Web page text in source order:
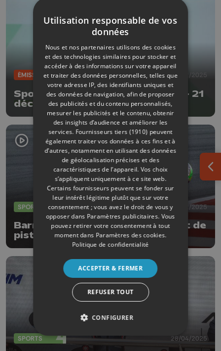
ÉMISSIONS 21/12/2025
Sports 4 avec Raphaël Collignon - 21
décembre 2025
SPORTS 21/12/2025
Barry Baltus : Le Moto GP en bout de
piste dès 2027 ?
SPORTS 28/04/2025
Utilisation responsable de vos
données
Nous et nos partenaires utilisons des cookies
et des technologies similaires pour stocker et
accéder à des informations sur votre appareil
et traiter des données personnelles, telles que
votre adresse IP, des identifiants uniques et
des données de navigation, afin de proposer
des publicités et du contenu personnalisés,
mesurer les publicités et le contenu, obtenir
des insights d’audience et améliorer les
services. Fournisseurs tiers (1910) peuvent
également traiter vos données à ces fins et à
d’autres, notamment en utilisant des données
de géolocalisation précises et des
caractéristiques de l’appareil. Vos choix
s’appliquent uniquement à ce site web.
Certains fournisseurs peuvent se fonder sur
leur intérêt légitime plutôt que sur votre
consentement ; vous avez le droit de vous y
opposer dans Paramètres publicitaires. Vous
pouvez retirer votre consentement à tout
moment dans Paramètres des cookies.
Politique de confidentialité
ACCEPTER & FERMER
REFUSER TOUT
CONFIGURER